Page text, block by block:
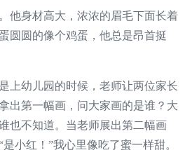
他身材高大，浓浓的眉毛下面长着
圆圆的像个鸡蛋，他总是昂首挺
上幼儿园的时候，老师让两位家长
出第一幅画，问大家画的是谁？大
也不知道。当老师展出第二幅画
小红！”我心里像吃了蜜一样甜。